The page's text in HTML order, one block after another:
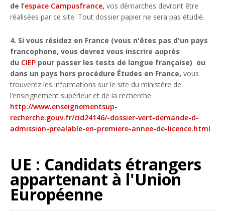
de l’espace Campusfrance, vos démarches devront être
réalisées par ce site. Tout dossier papier ne sera pas étudié.
4. Si vous résidez en France (vous n'êtes pas d'un pays
francophone, vous devrez vous inscrire auprès
du CIEP pour passer les tests de langue française) ou
dans un pays hors procédure Études en France, vous
trouverez les informations sur le site du ministère de
l’enseignement supérieur et de la recherche
http://www.enseignementsup-
recherche.gouv.fr/cid24146/-dossier-vert-demande-d-
admission-prealable-en-premiere-annee-de-licence.html
UE : Candidats étrangers
appartenant à l'Union
Européenne